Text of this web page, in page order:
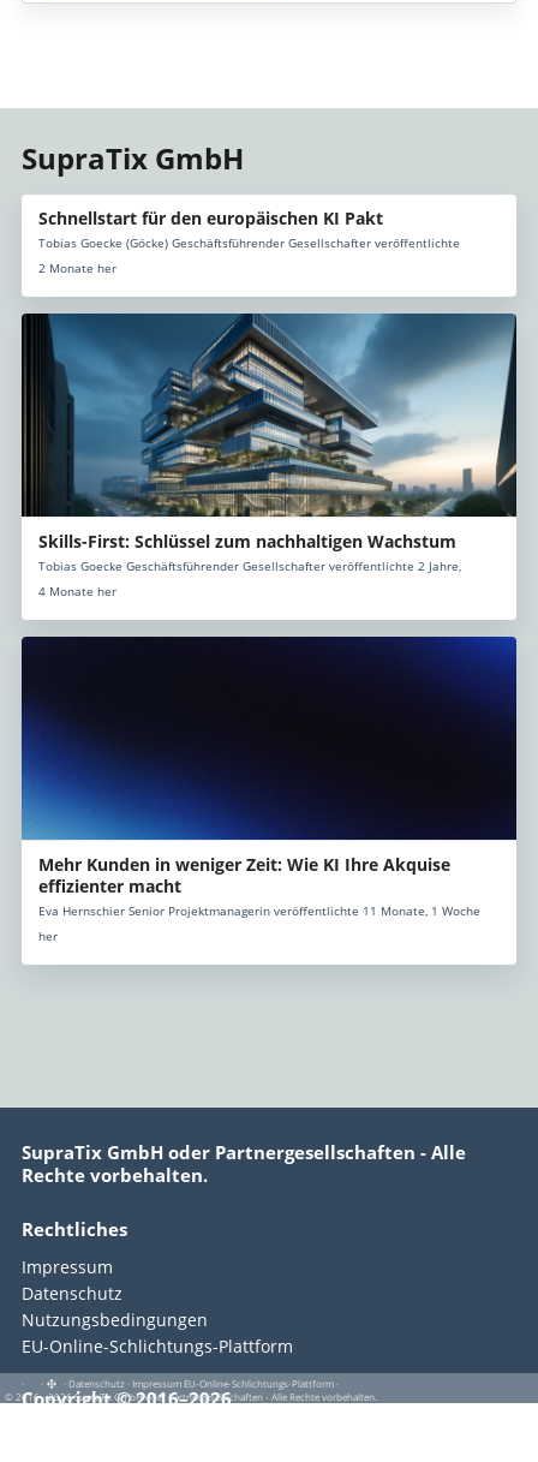
SupraTix GmbH
Schnellstart für den europäischen KI Pakt
Tobias Goecke (Göcke) Geschäftsführender Gesellschafter veröffentlichte
2 Monate her
Skills-First: Schlüssel zum nachhaltigen Wachstum
Tobias Goecke Geschäftsführender Gesellschafter veröffentlichte 2 Jahre,
4 Monate her
Mehr Kunden in weniger Zeit: Wie KI Ihre Akquise
effizienter macht
Eva Hernschier Senior Projektmanagerin veröffentlichte 11 Monate, 1 Woche
her
SupraTix GmbH oder Partnergesellschaften - Alle
Rechte vorbehalten.
Rechtliches
Impressum
Datenschutz
Nutzungsbedingungen
EU-Online-Schlichtungs-Plattform
Copyright © 2016–2026
· · ·Datenschutz ·Impressum EU-Online-Schlichtungs-Plattform·
© 2016 - 2026 SupraTix GmbH oder Partnergesellschaften - Alle Rechte vorbehalten.